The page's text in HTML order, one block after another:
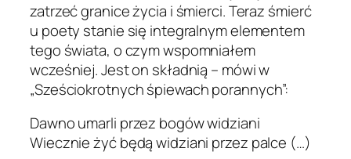
zatrzeć granice życia i śmierci. Teraz śmierć
u poety stanie się integralnym elementem
tego świata, o czym wspomniałem
wcześniej. Jest on składnią – mówi w
„Sześciokrotnych śpiewach porannych”:
Dawno umarli przez bogów widziani
Wiecznie żyć będą widziani przez palce (…)